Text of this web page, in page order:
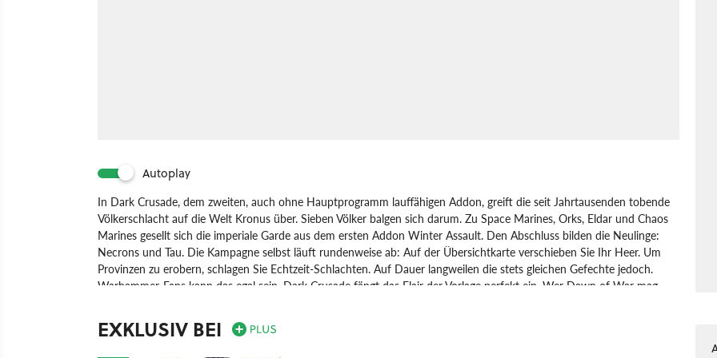
Autoplay
In Dark Crusade, dem zweiten, auch ohne Hauptprogramm lauffähigen Addon, greift die seit Jahrtausenden tobende
Völkerschlacht auf die Welt Kronus über. Sieben Völker balgen sich darum. Zu Space Marines, Orks, Eldar und Chaos
Marines gesellt sich die imperiale Garde aus dem ersten Addon Winter Assault. Den Abschluss bilden die Neulinge:
Necrons und Tau. Die Kampagne selbst läuft rundenweise ab: Auf der Übersichtkarte verschieben Sie Ihr Heer. Um
Provinzen zu erobern, schlagen Sie Echtzeit-Schlachten. Auf Dauer langweilen die stets gleichen Gefechte jedoch.
Warhammer-Fans kann das egal sein, Dark Crusade fängt das Flair der Vorlage perfekt ein. Wer Dawn of War mag,
Spiel PC Echtzeit-Strategie Strategie
Warhammer 40.000: Dawn of War - Dark Crusade
EXKLUSIV BEI